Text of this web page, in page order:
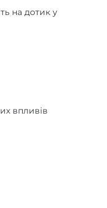
на дотик у
впливів